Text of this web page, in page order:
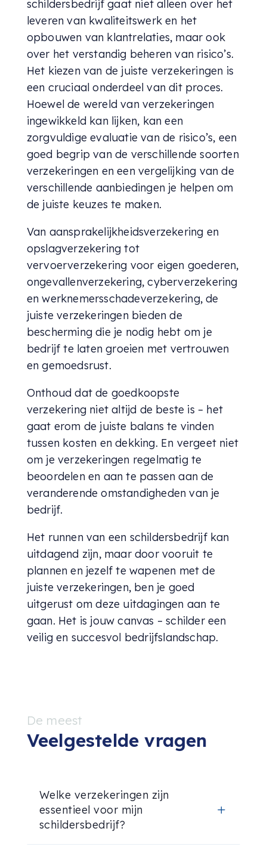
schildersbedrijf gaat niet alleen over het
leveren van kwaliteitswerk en het
opbouwen van klantrelaties, maar ook
over het verstandig beheren van risico’s.
Het kiezen van de juiste verzekeringen is
een cruciaal onderdeel van dit proces.
Hoewel de wereld van verzekeringen
ingewikkeld kan lijken, kan een
zorgvuldige evaluatie van de risico’s, een
goed begrip van de verschillende soorten
verzekeringen en een vergelijking van de
verschillende aanbiedingen je helpen om
de juiste keuzes te maken.
Van aansprakelijkheidsverzekering en
opslagverzekering tot
vervoerverzekering voor eigen goederen,
ongevallenverzekering, cyberverzekering
en werknemersschadeverzekering, de
juiste verzekeringen bieden de
bescherming die je nodig hebt om je
bedrijf te laten groeien met vertrouwen
en gemoedsrust.
Onthoud dat de goedkoopste
verzekering niet altijd de beste is – het
gaat erom de juiste balans te vinden
tussen kosten en dekking. En vergeet niet
om je verzekeringen regelmatig te
beoordelen en aan te passen aan de
veranderende omstandigheden van je
bedrijf.
Het runnen van een schildersbedrijf kan
uitdagend zijn, maar door vooruit te
plannen en jezelf te wapenen met de
juiste verzekeringen, ben je goed
uitgerust om deze uitdagingen aan te
gaan. Het is jouw canvas – schilder een
veilig en succesvol bedrijfslandschap.
De meest
Veelgestelde vragen
Welke verzekeringen zijn
essentieel voor mijn
schildersbedrijf?
L